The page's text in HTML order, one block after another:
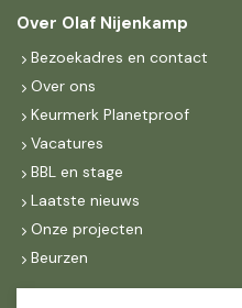
Over Olaf Nijenkamp
Bezoekadres en contact
Over ons
Keurmerk Planetproof
Vacatures
BBL en stage
Laatste nieuws
Onze projecten
Beurzen